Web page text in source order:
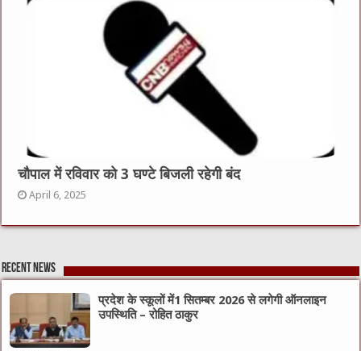
चौपाल में रविवार को 3 घण्टे बिजली रहेगी बंद
April 6, 2025
Recent News
प्रदेश के स्कूलों में1 सितम्बर 2026 से लगेगी ऑनलाइन
उपस्थिति – रोहित ठाकुर